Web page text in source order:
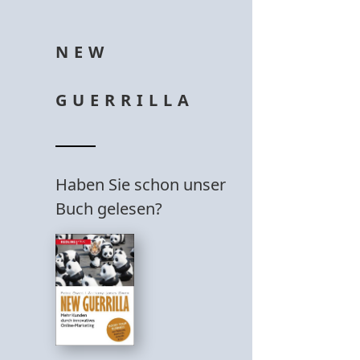
NEW
GUERRILLA
Haben Sie schon unser
Buch gelesen?